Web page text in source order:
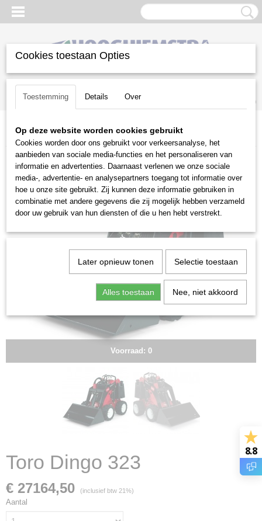
Inloggen Registreren
(0)
Home >Groot materieel>Tractie-eenheden>Toro Dingo 323
Voorraad: 0
Toro Dingo 323
€ 27164,50 (inclusief btw 21%)
Aantal
8.8
Cookies toestaan Opties
Toestemming Details Over
Op deze website worden cookies gebruikt
Cookies worden door ons gebruikt voor verkeersanalyse, het
aanbieden van sociale media-functies en het personaliseren van
informatie en advertenties. Daarnaast verlenen we onze sociale
media-, advertentie- en analysepartners toegang tot informatie over
hoe u onze site gebruikt. Zij kunnen deze informatie gebruiken in
combinatie met andere gegevens die zij mogelijk hebben verzameld
door uw gebruik van hun diensten of die u hen hebt verstrekt.
Later opnieuw tonen Selectie toestaan
Alles toestaan Nee, niet akkoord